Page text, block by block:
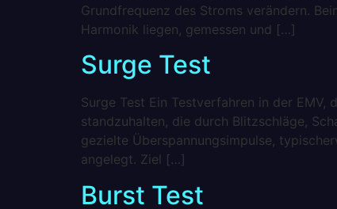
Grundfrequenz des Stroms verändern.
Harmonik liegen, gemessen und […]
Surge Test
Surge Test Ein Testverfahren in der
standzuhalten, die durch Blitzschläge,
gezielte Überspannungsimpulse,
angelegt. Ziel […]
Burst Test